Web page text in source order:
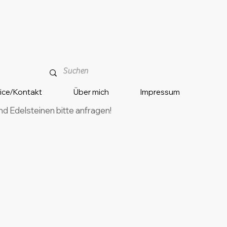
Kontakt Über mich Impressum
Edelsteinen bitte anfragen!